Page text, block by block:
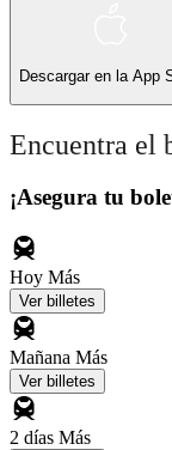
Descargar en la App
Encuentra el
¡Asegura tu
Hoy Más
Ver billetes
Mañana Más
Ver billetes
2 días Más